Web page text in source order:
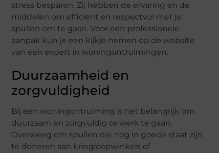
stress besparen. Zij hebben de ervaring en de
middelen om efficiënt en respectvol met je
spullen om te gaan. Voor een professionele
aanpak kun je een kijkje nemen op de website
van een expert in woningontruimingen.
Duurzaamheid en
zorgvuldigheid
Bij een woningontruiming is het belangrijk om
duurzaam en zorgvuldig te werk te gaan.
Overweeg om spullen die nog in goede staat zijn
te doneren aan kringloopwinkels of